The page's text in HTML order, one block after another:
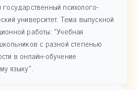
психолого-
университет. Тема выпускной
работы: «Учебная
с разной степенью
в онлайн-обучение
языку».